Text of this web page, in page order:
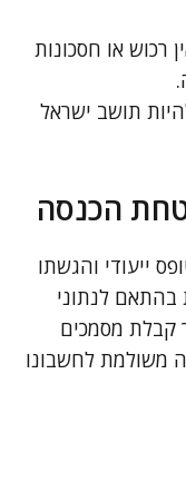
רכוש או חסכונות
תושב ישראל
הכנסה
ייעודי והגשתו
בהתאם לנתוני
קבלת מסמכים
משולמת לחשבונו